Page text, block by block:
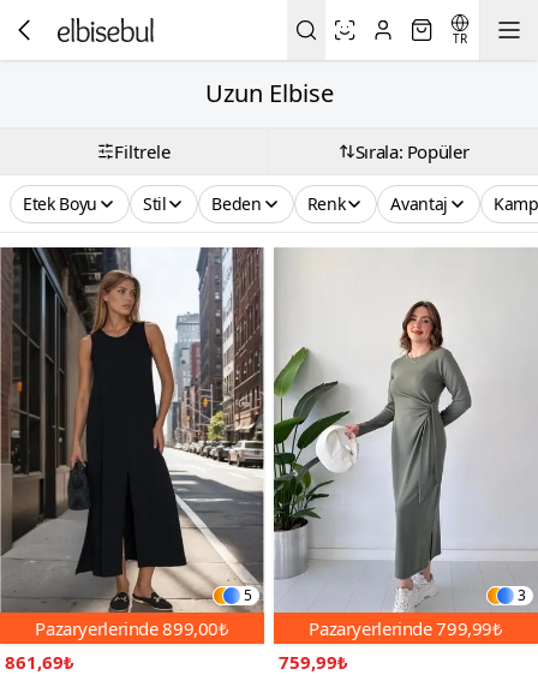
TR
Uzun Elbise
Filtrele Sırala: Popüler
Etek Boyu Stil Beden Renk Avantaj
5
Pazaryerlerinde899,00₺
861,69₺
3
Pazaryerlerinde799,99₺
759,99₺